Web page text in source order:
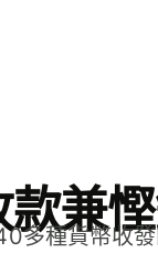
兼
多種貨幣收